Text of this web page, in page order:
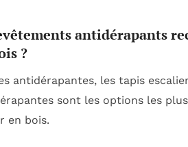
antidérapants
?
antidérapantes, les tapis
sont les options les
en bois.